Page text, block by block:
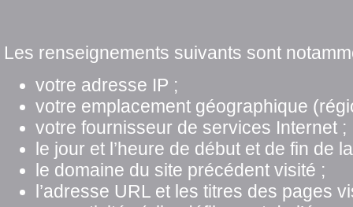
Les renseignements suivants sont
votre adresse IP ;
votre emplacement géographique
votre fournisseur de services Internet ;
le jour et l’heure de début et de fin de
le domaine du site précédent visité ;
l’adresse URL et les titres des pages